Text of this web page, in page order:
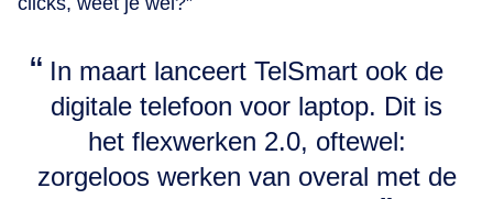
In maart lanceert TelSmart ook de
digitale telefoon voor laptop. Dit is
het flexwerken 2.0, oftewel:
zorgeloos werken van overal met de